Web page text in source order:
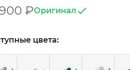
₽Оригинал
цвета: